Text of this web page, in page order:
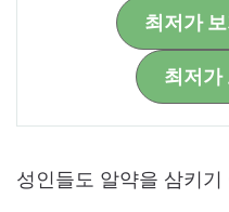
최저가
최저가
성인들도 알약을 삼키